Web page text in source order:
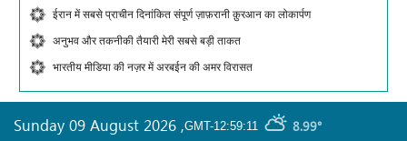
ईरान में सबसे प्राचीन दिनांकित संपूर्ण ज़ाफ़रानी क़ुरआन का लोकार्पण
अनुभव और तकनीकी तैयारी मेरी सबसे बड़ी ताकत
भारतीय मीडिया की नज़र में अरबईन की अमर विरासत
GMT-12:59:11 8.99°
Sunday 09 August 2026 ,